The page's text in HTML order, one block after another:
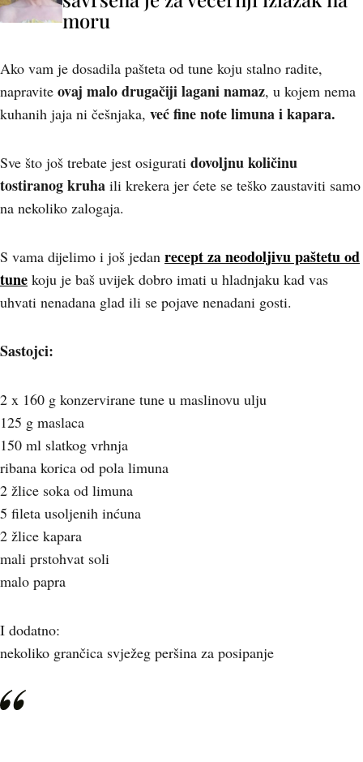
moru
Ako vam je dosadila pašteta od tune koju stalno radite,
napravite ovaj malo drugačiji lagani namaz, u kojem nema
kuhanih jaja ni češnjaka, već fine note limuna i kapara.
Sve što još trebate jest osigurati dovoljnu količinu
tostiranog kruha ili krekera jer ćete se teško zaustaviti samo
na nekoliko zalogaja.
S vama dijelimo i još jedan recept za neodoljivu paštetu od
tune koju je baš uvijek dobro imati u hladnjaku kad vas
uhvati nenadana glad ili se pojave nenadani gosti.
Sastojci:
2 x 160 g konzervirane tune u maslinovu ulju
125 g maslaca
150 ml slatkog vrhnja
ribana korica od pola limuna
2 žlice soka od limuna
5 fileta usoljenih inćuna
2 žlice kapara
mali prstohvat soli
malo papra
I dodatno:
nekoliko grančica svježeg peršina za posipanje